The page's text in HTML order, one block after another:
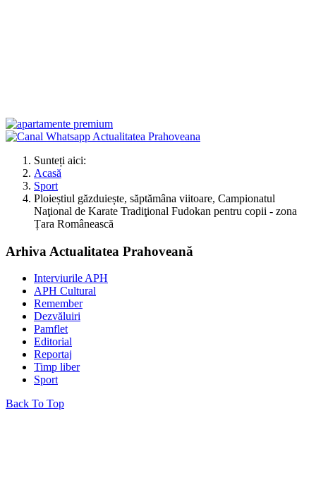
Sunteți aici:
Acasă
Sport
Ploieștiul găzduiește, săptămâna viitoare, Campionatul
Naţional de Karate Tradiţional Fudokan pentru copii - zona
Țara Românească
Arhiva Actualitatea Prahoveană
Interviurile APH
APH Cultural
Remember
Dezvăluiri
Pamflet
Editorial
Reportaj
Timp liber
Sport
Back To Top